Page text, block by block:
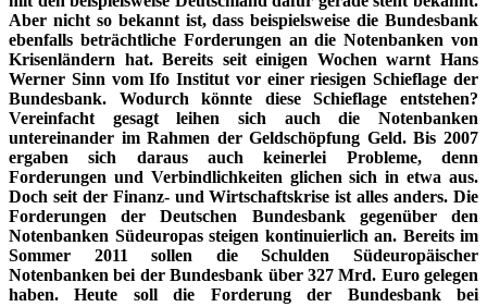
Aber nicht so bekannt ist, dass beispielsweise die Bundesbank
ebenfalls beträchtliche Forderungen an die Notenbanken von
Krisenländern hat. Bereits seit einigen Wochen warnt Hans
Werner Sinn vom Ifo Institut vor einer riesigen Schieflage der
Bundesbank. Wodurch könnte diese Schieflage entstehen?
Vereinfacht gesagt leihen sich auch die Notenbanken
untereinander im Rahmen der Geldschöpfung Geld. Bis 2007
ergaben sich daraus auch keinerlei Probleme, denn
Forderungen und Verbindlichkeiten glichen sich in etwa aus.
Doch seit der Finanz- und Wirtschaftskrise ist alles anders. Die
Forderungen der Deutschen Bundesbank gegenüber den
Notenbanken Südeuropas steigen kontinuierlich an. Bereits im
Sommer 2011 sollen die Schulden Südeuropäischer
Notenbanken bei der Bundesbank über 327 Mrd. Euro gelegen
haben. Heute soll die Forderung der Bundesbank bei